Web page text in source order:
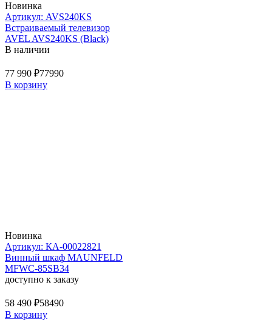
Новинка
Артикул: AVS240KS
Встраиваемый телевизор
AVEL AVS240KS (Black)
В наличии
77 990 ₽77990
В корзину
Новинка
Артикул: КА-00022821
Винный шкаф MAUNFELD
MFWC-85SB34
доступно к заказу
58 490 ₽58490
В корзину